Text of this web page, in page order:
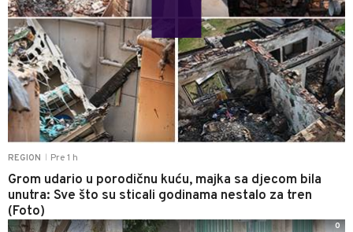
REGION Pre 1 h
Grom udario u porodičnu kuću, majka sa djecom bila
unutra: Sve što su sticali godinama nestalo za tren
(Foto)
0